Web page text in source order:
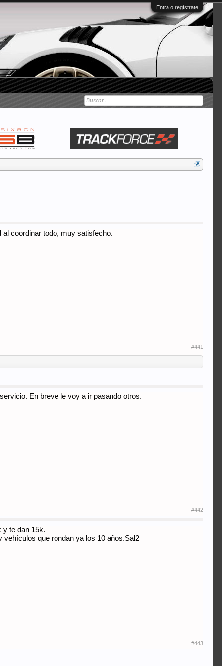
Entra o regístrate
coordinar todo, muy satisfecho.
#441
En breve le voy a ir pasando otros.
#442
y te dan 15k.
vehículos que rondan ya los 10 años.Sal2
#443